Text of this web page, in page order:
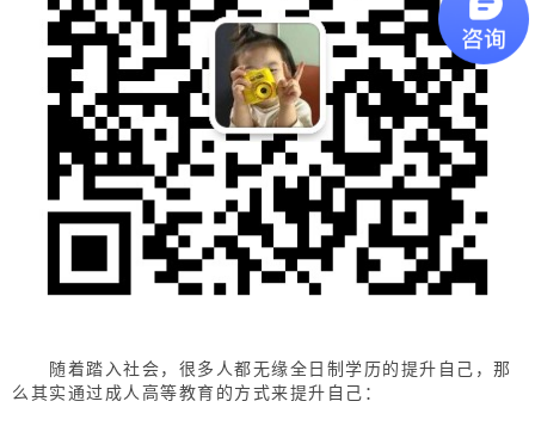
随着踏入社会，很多人都无缘全日制学历的提升自己，那
么其实通过成人高等教育的方式来提升自己：